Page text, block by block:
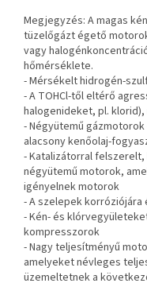
Megjegyzés: A magas
tüzelőgázt égető
vagy
hőmérséklete.
- Mérsékelt hidrogén-
- A TOHCl-től eltérő
halogenideket, pl. klorid),
- Négyütemű
alacsony kenőolaj-
- Katalizátorral
négyütemű motorok,
igényelnekmotorok
- A szelepek
- Kén- és
kompresszorok
- Nagy teljesítményű
amelyeket névleges
üzemeltetnek a